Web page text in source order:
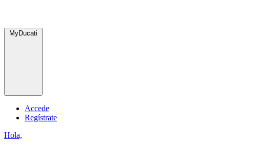
MyDucati
Accede
Regístrate
Hola,